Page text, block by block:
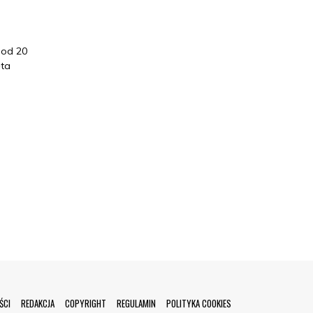
20
REDAKCJA COPYRIGHT REGULAMIN POLITYKA COOKIES